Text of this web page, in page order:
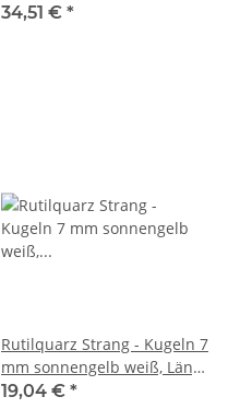
Länge 39 cm /5233
34,51 € *
Rutilquarz Strang - Kugeln 7
mm sonnengelb weiß, Länge
38,5 cm /5231
19,04 € *